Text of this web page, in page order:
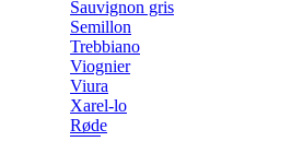
Sauvignon gris
Semillon
Trebbiano
Viognier
Viura
Xarel-lo
Røde